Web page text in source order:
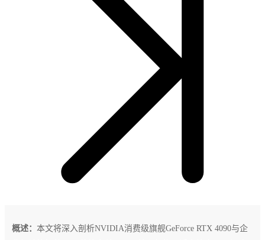
概述： 本文将深入剖析NVIDIA消费级旗舰GeForce RTX 4090与企